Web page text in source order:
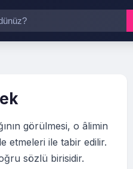
görülmesi, o âlimin
etmeleri ile tabir edilir.
sözlü birisidir.